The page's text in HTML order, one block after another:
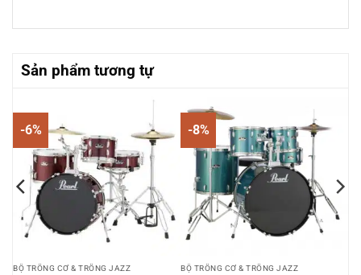
Sản phẩm tương tự
-6%
BỘ TRỐNG CƠ & TRỐNG JAZZ
-8%
BỘ TRỐNG CƠ & TRỐNG JAZZ